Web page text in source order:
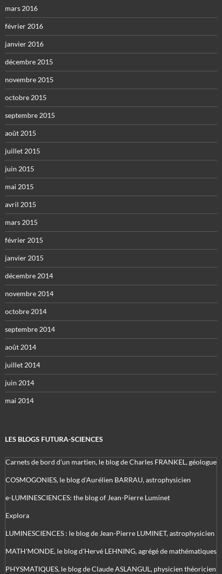
mars 2016
février 2016
janvier 2016
décembre 2015
novembre 2015
octobre 2015
septembre 2015
août 2015
juillet 2015
juin 2015
mai 2015
avril 2015
mars 2015
février 2015
janvier 2015
décembre 2014
novembre 2014
octobre 2014
septembre 2014
août 2014
juillet 2014
juin 2014
mai 2014
LES BLOGS FUTURA-SCIENCES
Carnets de bord d’un martien, le blog de Charles FRANKEL, géologue
COSMOGONIES, le blog d'Aurélien BARRAU, astrophysicien
e-LUMINESCIENCES: the blog of Jean-Pierre Luminet
Explora
LUMINESCIENCES : le blog de Jean-Pierre LUMINET, astrophysicien
MATH'MONDE, le blog d'Hervé LEHNING, agrégé de mathématiques
PHYSMATIQUES, le blog de Claude ASLANGUL, physicien théoricien